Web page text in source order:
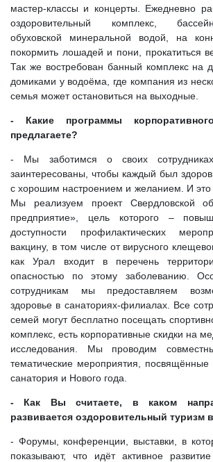
мастер-классы и концерты. Ежедневно
оздоровительный комплекс,
обуховской минеральной водой, на
покормить лошадей и пони, прокатиться
Так же востребован банный комплекс на
домиками у водоёма, где компания из
семья может остановиться на выходные.
- Какие программы
предлагаете?
- Мы заботимся о своих
заинтересованы, чтобы каждый был
с хорошим настроением и желанием. И это
Мы реализуем проект Свердловской
предприятие», цель которого –
доступности профилактических
вакцину, в том числе от вирусного
как Урал входит в перечень
опасностью по этому заболеванию.
сотрудникам мы предоставляем
здоровье в санаториях-филиалах. Все
семей могут бесплатно посещать
комплекс, есть корпоративные скидки на
исследования. Мы проводим
тематические мероприятия,
санатория и Нового года.
- Как Вы считаете, в каком
развивается оздоровительный туризм
- Форумы, конференции, выставки, в
показывают, что идёт активное развитие